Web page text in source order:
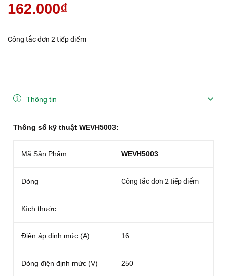
162.000₫
Công tắc đơn 2 tiếp điểm
Thông tin
Thông số kỹ thuật WEVH5003:
Mã Sản Phẩm WEVH5003
Dòng Công tắc đơn 2 tiếp điểm
Kích thước
Điện áp định mức (A) 16
Dòng điện định mức (V) 250